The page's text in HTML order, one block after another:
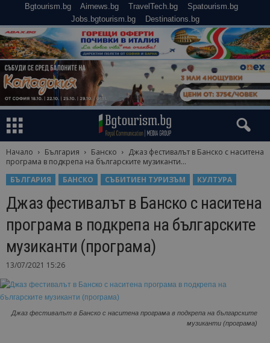
Bgtourism.bg Airnews.bg TravelTech.bg
Spatourism.bg
Jobs.bgtourism.bg
Destinations.bg
Начало България Банско
Джаз фестивалът в Банско с наситена
програма в подкрепа на българските музиканти...
БЪЛГАРИЯ
БАНСКО СЪБИТИЕН ТУРИЗЪМ КУЛТУРА
Джаз фестивалът в Банско с наситена
програма в подкрепа на българските
музиканти (програма)
13/07/2021 15:26
Джаз фестивалът в Банско с наситена програма в подкрепа на българските
музиканти (програма)